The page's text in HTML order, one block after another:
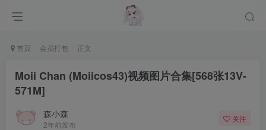
首页 会员打包 正文
Moii Chan (Moiicos43)视频图片合集[568张13V-
571M]
森小森
2年前发布
关注